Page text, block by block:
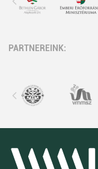
PARTNEREINK: